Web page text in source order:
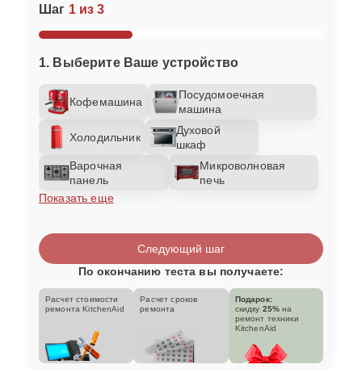
Шаг 1 из 3
1. Выберите Ваше устройство
Кофемашина
Посудомоечная
машина
Холодильник
Духовой
шкаф
Варочная
панель
Микроволновая
печь
Показать еще
Следующий шаг
По окончанию теста вы получаете:
Расчет стоимости
ремонта KitchenAid
Расчет сроков
ремонта
Подарок:
скидку 25% на
ремонт техники
KitchenAid